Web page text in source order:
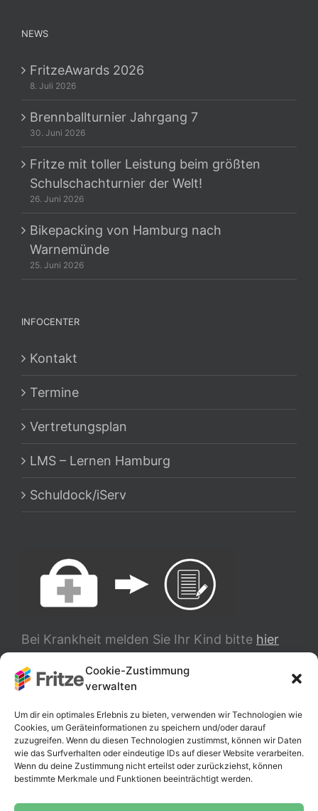
Cookie-Zustimmung
verwalten
Um dir ein optimales Erlebnis zu bieten, verwenden wir Technologien wie
Cookies, um Geräteinformationen zu speichern und/oder darauf
zuzugreifen. Wenn du diesen Technologien zustimmst, können wir Daten
wie das Surfverhalten oder eindeutige IDs auf dieser Website verarbeiten.
Wenn du deine Zustimmung nicht erteilst oder zurückziehst, können
bestimmte Merkmale und Funktionen beeinträchtigt werden.
NEWS
FritzeAwards 2026
8. Juli 2026
Brennballturnier Jahrgang 7
30. Juni 2026
Fritze mit toller Leistung beim größten
Schulschachturnier der Welt!
26. Juni 2026
Bikepacking von Hamburg nach
Warnemünde
25. Juni 2026
INFOCENTER
Kontakt
Termine
Vertretungsplan
LMS – Lernen Hamburg
Schuldock/iServ
Bei Krankheit melden Sie Ihr Kind bitte hier
TRANSLATE